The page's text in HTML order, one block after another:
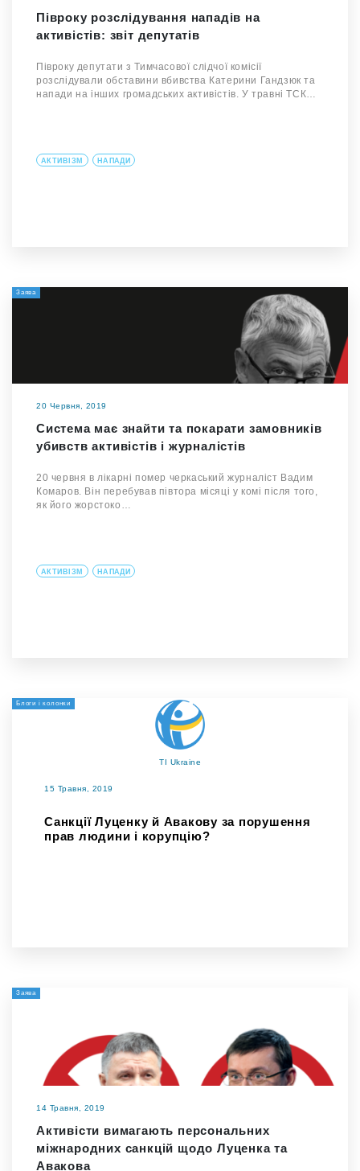
Півроку розслідування нападів на
активістів: звіт депутатів
Півроку депутати з Тимчасової слідчої комісії
розслідували обставини вбивства Катерини Гандзюк та
напади на інших громадських активістів. У травні ТСК…
АКТИВІЗМ НАПАДИ
Заява
20 Червня, 2019
Система має знайти та покарати замовників
убивств активістів і журналістів
20 червня в лікарні помер черкаський журналіст Вадим
Комаров. Він перебував півтора місяці у комі після того,
як його жорстоко…
АКТИВІЗМ НАПАДИ
Блоги і колонки
TI Ukraine
15 Травня, 2019
Санкції Луценку й Авакову за порушення
прав людини і корупцію?
Заява
14 Травня, 2019
Активісти вимагають персональних
міжнародних санкцій щодо Луценка та
Авакова